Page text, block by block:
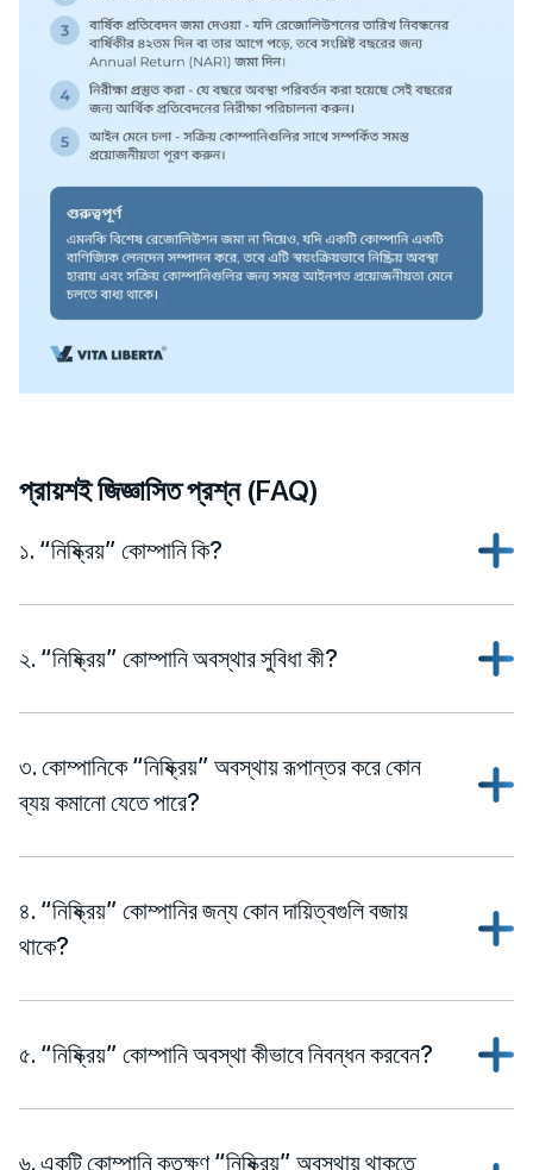
প্রায়শই জিজ্ঞাসিত প্রশ্ন (FAQ)
১. “নিষ্ক্রিয়” কোম্পানি কি?
২. “নিষ্ক্রিয়” কোম্পানি অবস্থার সুবিধা কী?
৩. কোম্পানিকে “নিষ্ক্রিয়” অবস্থায় রূপান্তর করে কোন
ব্যয় কমানো যেতে পারে?
৪. “নিষ্ক্রিয়” কোম্পানির জন্য কোন দায়িত্বগুলি বজায়
থাকে?
৫. “নিষ্ক্রিয়” কোম্পানি অবস্থা কীভাবে নিবন্ধন করবেন?
৬. একটি কোম্পানি কতক্ষণ “নিষ্ক্রিয়” অবস্থায় থাকতে